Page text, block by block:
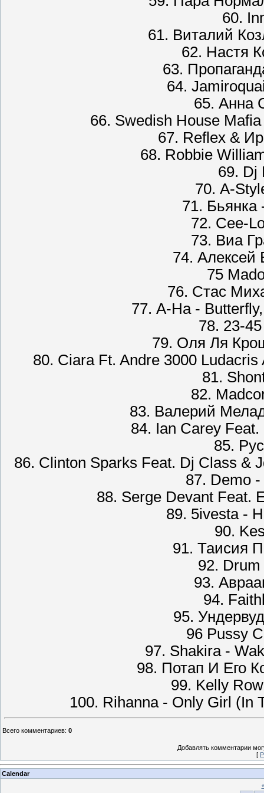
60.
61. Виталий
62. Настя
63.
64.
65. Анна
66. Swedish House
67. Reflex &
68. Robbie
69. Dj
70. A-
71. Бьянка
72. Cee-
73. Виа
74.
75
76. Стас
77. A-Ha -
78. 23-
79. Оля Ля
80. Ciara Ft. Andre 3000
81.
82.
83. Валерий
84. Ian Carey
85.
86. Clinton Sparks Feat. Dj Class &
87. Demo
88. Serge Devant Feat.
89. 5ivesta -
90.
91. Таисия
92.
93.
94.
95.
96 Pussy
97. Shakira -
98. Потап И Его
99. Kelly
100. Rihanna - Only Girl (In
Всего комментариев: 0
Добавлять комментарии
[
Calendar